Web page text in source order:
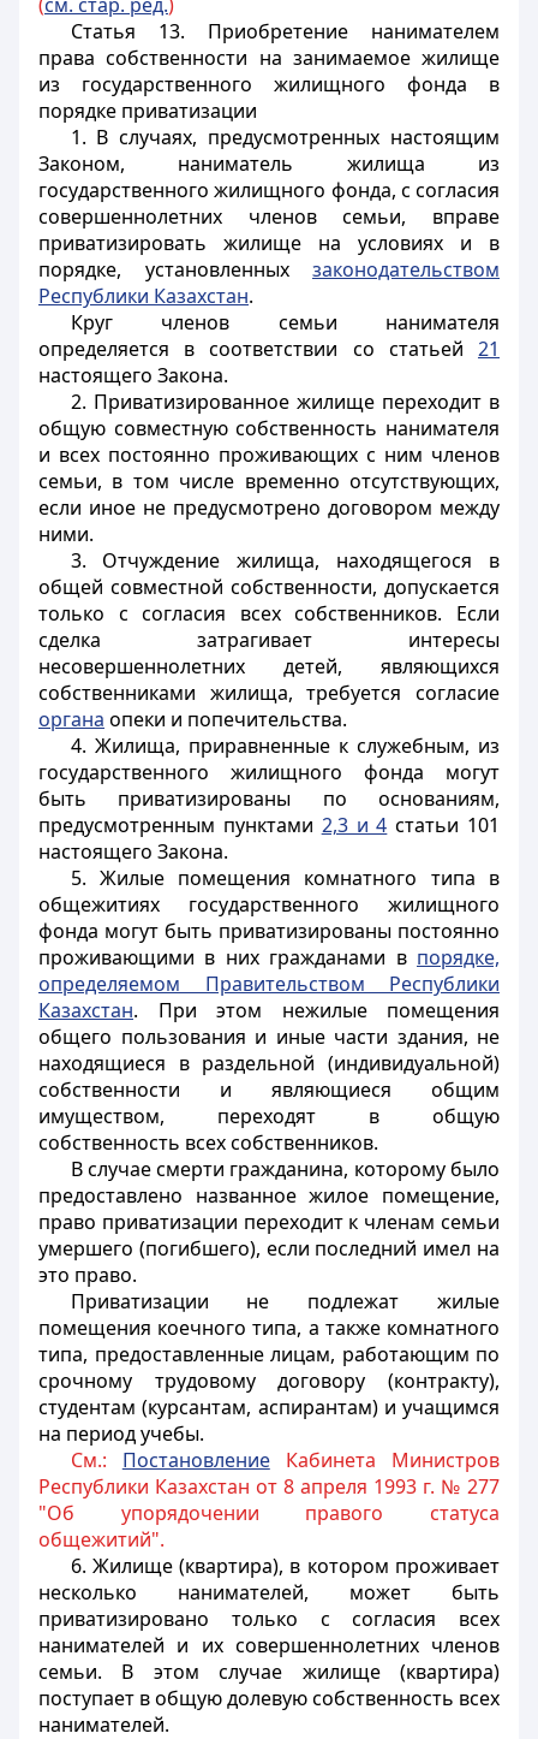
Статья 13. Приобретение нанимателем
права собственности на занимаемое жилище
из государственного жилищного фонда в
порядке приватизации
1. В случаях, предусмотренных настоящим
Законом, наниматель жилища из
государственного жилищного фонда, с согласия
совершеннолетних членов семьи, вправе
приватизировать жилище на условиях и в
порядке, установленных законодательством
Республики Казахстан.
Круг членов семьи нанимателя
определяется в соответствии со статьей 21
настоящего Закона.
2. Приватизированное жилище переходит в
общую совместную собственность нанимателя
и всех постоянно проживающих с ним членов
семьи, в том числе временно отсутствующих,
если иное не предусмотрено договором между
ними.
3. Отчуждение жилища, находящегося в
общей совместной собственности, допускается
только с согласия всех собственников. Если
сделка затрагивает интересы
несовершеннолетних детей, являющихся
собственниками жилища, требуется согласие
органа опеки и попечительства.
4. Жилища, приравненные к служебным, из
государственного жилищного фонда могут
быть приватизированы по основаниям,
предусмотренным пунктами 2,3 и 4 статьи 101
настоящего Закона.
5. Жилые помещения комнатного типа в
общежитиях государственного жилищного
фонда могут быть приватизированы постоянно
проживающими в них гражданами в порядке,
определяемом Правительством Республики
Казахстан. При этом нежилые помещения
общего пользования и иные части здания, не
находящиеся в раздельной (индивидуальной)
собственности и являющиеся общим
имуществом, переходят в общую
собственность всех собственников.
В случае смерти гражданина, которому было
предоставлено названное жилое помещение,
право приватизации переходит к членам семьи
умершего (погибшего), если последний имел на
это право.
Приватизации не подлежат жилые
помещения коечного типа, а также комнатного
типа, предоставленные лицам, работающим по
срочному трудовому договору (контракту),
студентам (курсантам, аспирантам) и учащимся
на период учебы.
См.: ПостановлениеКабинета Министров
Республики Казахстан от 8 апреля 1993 г. № 277
"Об упорядочении правого статуса
общежитий".
6. Жилище (квартира), в котором проживает
несколько нанимателей, может быть
приватизировано только с согласия всех
нанимателей и их совершеннолетних членов
семьи. В этом случае жилище (квартира)
поступает в общую долевую собственность всех
нанимателей.